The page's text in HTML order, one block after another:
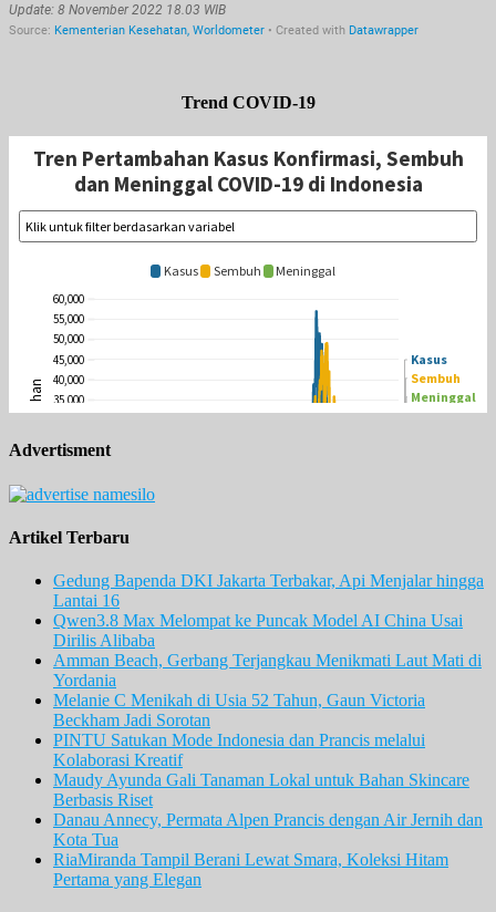
Trend COVID-19
Advertisment
Artikel Terbaru
Gedung Bapenda DKI Jakarta Terbakar, Api Menjalar hingga
Lantai 16
Qwen3.8 Max Melompat ke Puncak Model AI China Usai
Dirilis Alibaba
Amman Beach, Gerbang Terjangkau Menikmati Laut Mati di
Yordania
Melanie C Menikah di Usia 52 Tahun, Gaun Victoria
Beckham Jadi Sorotan
PINTU Satukan Mode Indonesia dan Prancis melalui
Kolaborasi Kreatif
Maudy Ayunda Gali Tanaman Lokal untuk Bahan Skincare
Berbasis Riset
Danau Annecy, Permata Alpen Prancis dengan Air Jernih dan
Kota Tua
RiaMiranda Tampil Berani Lewat Smara, Koleksi Hitam
Pertama yang Elegan